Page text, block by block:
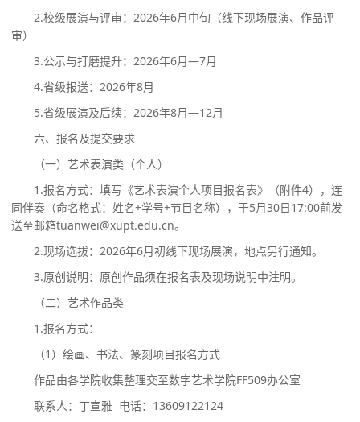
2.校级展演与评审：2026年6月中旬（线下现场展演、作品评
审）
3.公示与打磨提升：2026年6月—7月
4.省级报送：2026年8月
5.省级展演及后续：2026年8月—12月
六、 报名及提交要求
（一）艺术表演类（个人）
1.报名方式：填写《艺术表演个人项目报名表》（附件4），连
同伴奏（命名格式：姓名+学号+节目名称），于5月30日17:00前发
送至邮箱tuanwei@xupt.edu.cn。
2.现场选拔：2026年6月初线下现场展演，地点另行通知。
3.原创说明：原创作品须在报名表及现场说明中注明。
（二）艺术作品类
1.报名方式：
（1）绘画、书法、篆刻项目报名方式
作品由各学院收集整理交至数字艺术学院FF509办公室
联系人：丁宣雅 电话：13609122124